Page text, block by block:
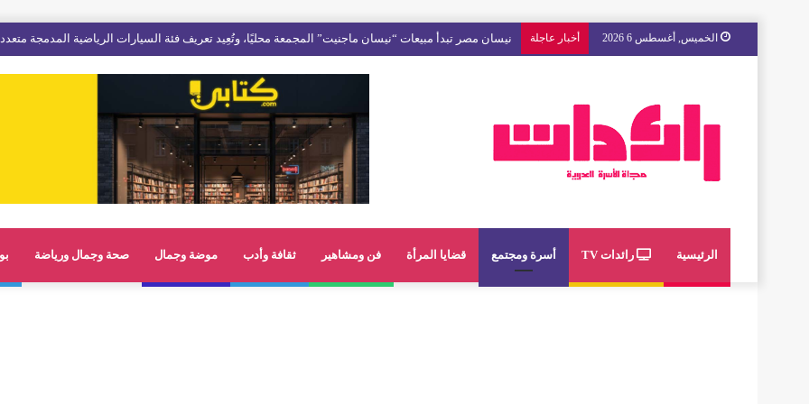
الخميس, أغسطس 6 2026 أخبار عاجلة مع « The Next Ad » ، إنوي يُسند حملته الإعلانية المقبلة إلى الشباب المغربي
الرئيسية رائدات TV أسرة ومجتمع قضايا المرأة فن ومشاهير ثقافة وأدب موضة وجمال صحة وجمال ورياضة